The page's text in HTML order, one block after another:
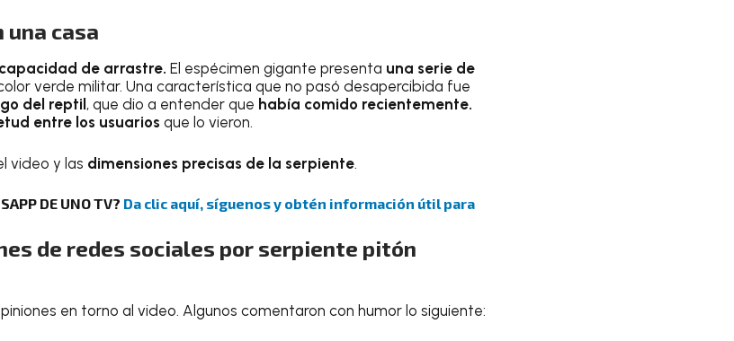
una casa
de arrastre. El espécimen gigante presenta una serie de
verde militar. Una característica que no pasó desapercibida fue
del reptil , que dio a entender que había comido recientemente.
entre los usuarios que lo vieron.
video y las dimensiones precisas de la serpiente.
DE UNO TV? Da clic aquí, síguenos y obtén información útil para
de redes sociales por serpiente pitón
en torno al video. Algunos comentaron con humor lo siguiente: